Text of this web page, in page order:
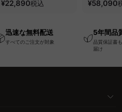
圧縮梱包で搬入しやす
ァ
¥22,890税込
要で組み
¥58,090
迅速な無料配送
すべてのご注文が対象
5年間品
品質保証書
届け